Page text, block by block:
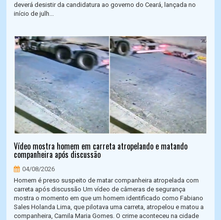
deverá desistir da candidatura ao governo do Ceará, lançada no
início de julh...
Vídeo mostra homem em carreta atropelando e matando
companheira após discussão
04/08/2026
Homem é preso suspeito de matar companheira atropelada com
carreta após discussão Um vídeo de câmeras de segurança
mostra o momento em que um homem identificado como Fabiano
Sales Holanda Lima, que pilotava uma carreta, atropelou e matou a
companheira, Camila Maria Gomes. O crime aconteceu na cidade